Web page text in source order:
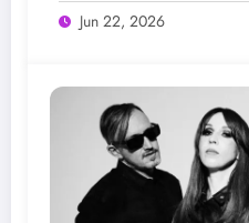
Jun 22, 2026